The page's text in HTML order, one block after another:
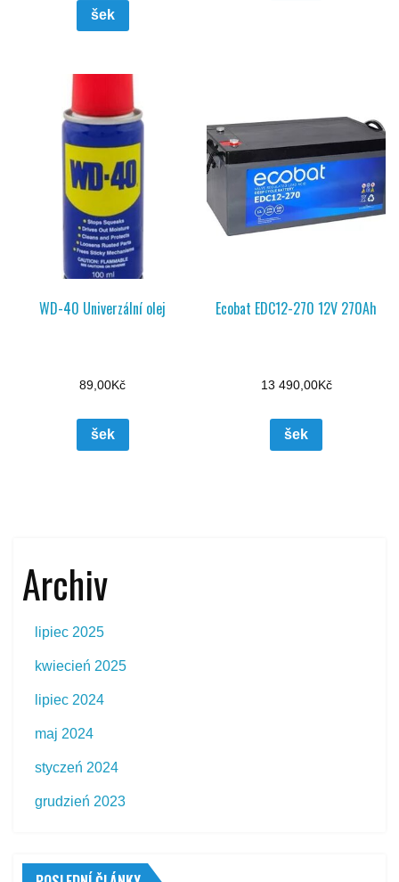
šek
WD-40 Univerzální olej
89,00Kč
šek
Ecobat EDC12-270 12V 270Ah
13 490,00Kč
šek
Archiv
lipiec 2025
kwiecień 2025
lipiec 2024
maj 2024
styczeń 2024
grudzień 2023